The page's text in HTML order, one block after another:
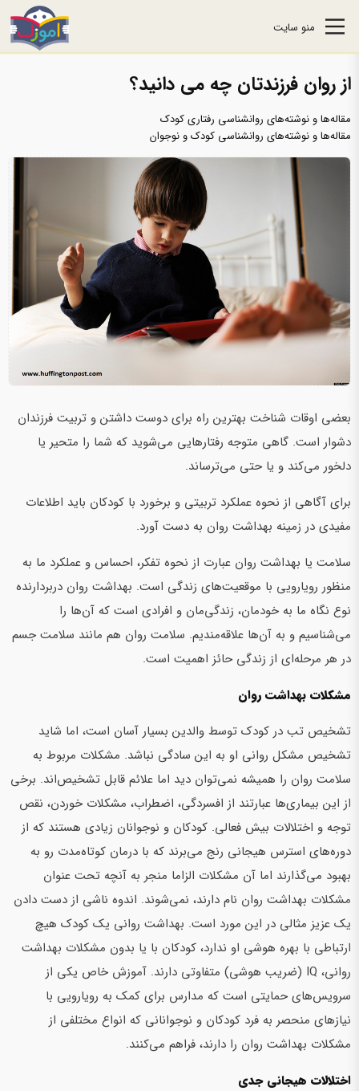
منو سایت
از روان فرزندتان چه می دانید؟
مقاله‌ها و نوشته‌های روانشناسی رفتاری کودک
مقاله‌ها و نوشته‌های روانشناسی کودک و نوجوان
بعضی اوقات شناخت بهترین راه برای دوست داشتن و تربیت فرزندان
دشوار است. گاهی متوجه رفتارهایی می‌شوید که شما را متحیر یا
دلخور می‌کند و یا حتی می‌ترساند.
برای‌ آگاهی از نحوه عملکرد تربیتی و برخورد با کودکان باید اطلاعات
مفیدی در زمینه بهداشت روان به دست آورد.
سلامت یا بهداشت روان عبارت از نحوه تفکر، احساس و عملکرد ما به
منظور رویارویی با موقعیت‌های زندگی است. بهداشت روان دربردارنده
نوع نگاه ما به خودمان، زندگی‌مان و افرادی است که آن‌ها را
می‌شناسیم و به آن‌ها علاقه‌مندیم. سلامت روان هم مانند سلامت جسم
در هر مرحله‌ای از زندگی حائز اهمیت است.
مشکلات بهداشت روان
تشخیص تب در کودک توسط والدین بسیار آسان است، اما شاید
تشخیص مشکل روانی او به این سادگی نباشد. مشکلات مربوط به
سلامت روان را همیشه نمی‌توان دید اما علائم قابل تشخیص‌اند. برخی
از این بیماری‌ها عبارتند از افسردگی، اضطراب، مشکلات خوردن، نقص
توجه و اختلالات بیش فعالی. کودکان و نوجوانان زیادی هستند که از
دوره‌های استرس هیجانی رنج می‌برند که با درمان کوتاه‌مدت رو به
بهبود می‌گذارند اما آن مشکلات الزاما منجر به آنچه تحت عنوان
مشکلات بهداشت روان نام دارند، نمی‌شوند. اندوه ناشی از دست دادن
یک عزیز مثالی در این مورد است. بهداشت روانی یک کودک هیچ
ارتباطی با بهره هوشی او ندارد، کودکان با یا بدون مشکلات بهداشت
روانی، IQ (ضریب هوشی) متفاوتی دارند. آموزش خاص یکی از
سرویس‌های حمایتی است که مدارس برای کمک به رویارویی با
نیازهای منحصر به فرد کودکان و نوجوانانی که انواع مختلفی از
مشکلات بهداشت روان را دارند، فراهم می‌کنند.
اختلالات هیجانی جدی